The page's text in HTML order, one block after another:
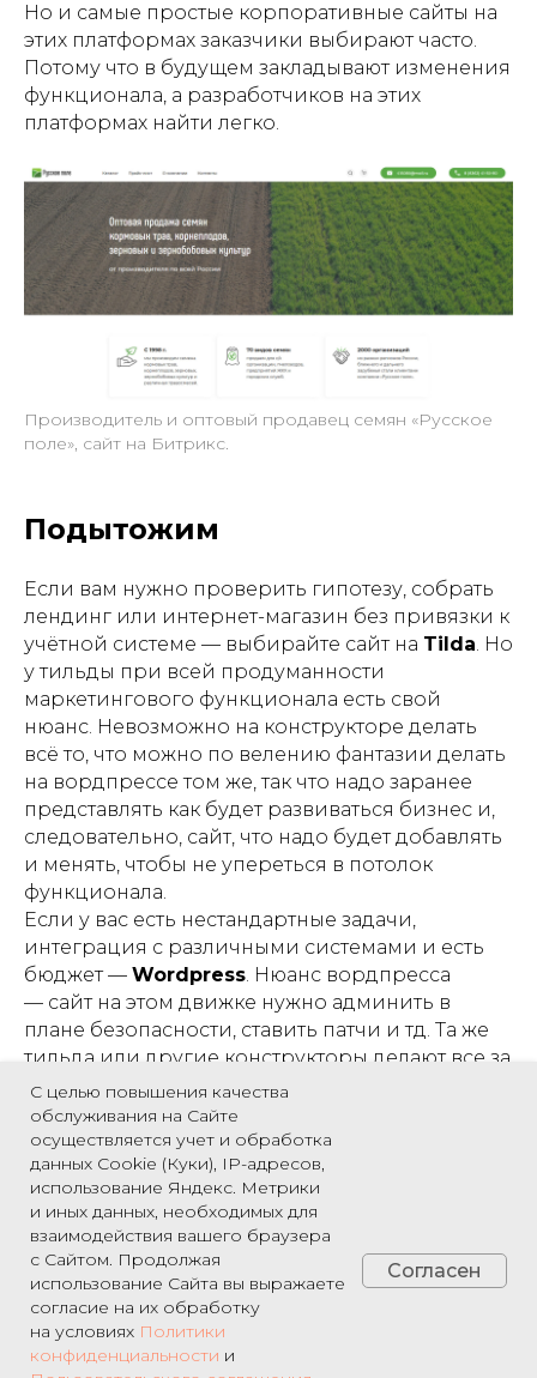
С целью повышения качества
обслуживания на Сайте
осуществляется учет и обработка
данных Cookie (Куки), IP-адресов,
использование Яндекс. Метрики
и иных данных, необходимых для
взаимодействия вашего браузера
с Сайтом. Продолжая
использование Сайта вы выражаете
согласие на их обработку
на условиях Политики
конфиденциальности и
Согласен
Но и самые простые корпоративные сайты на
этих платформах заказчики выбирают часто.
Потому что в будущем закладывают изменения
функционала, а разработчиков на этих
платформах найти легко.
Производитель и оптовый продавец семян «Русское
поле», сайт на Битрикс.
Подытожим
Если вам нужно проверить гипотезу, собрать
лендинг или интернет-магазин без привязки к
учётной системе — выбирайте сайт на Tilda. Но
у тильды при всей продуманности
маркетингового функционала есть свой
нюанс. Невозможно на конструкторе делать
всё то, что можно по велению фантазии делать
на вордпрессе том же, так что надо заранее
представлять как будет развиваться бизнес и,
следовательно, сайт, что надо будет добавлять
и менять, чтобы не упереться в потолок
функционала.
Если у вас есть нестандартные задачи,
интеграция с различными системами и есть
бюджет — Wordpress. Нюанс вордпресса
— сайт на этом движке нужно админить в
плане безопасности, ставить патчи и тд. Та же
тильда или другие конструкторы делают все за
нас.
Если помимо интеграций с учётными
системами нужна интеграция с CRM Битрикс
— выбирайте сайт наБитрикс
Со всеми остальными вопросами
обращайтесь к нам
Посмотреть наше портфолио можно